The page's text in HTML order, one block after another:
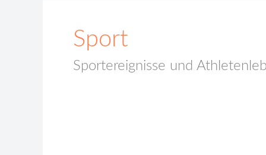
Sport
Sportereignisse und